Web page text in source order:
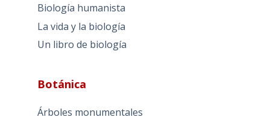
Biología humanista
La vida y la biología
Un libro de biología
Botánica
Árboles monumentales